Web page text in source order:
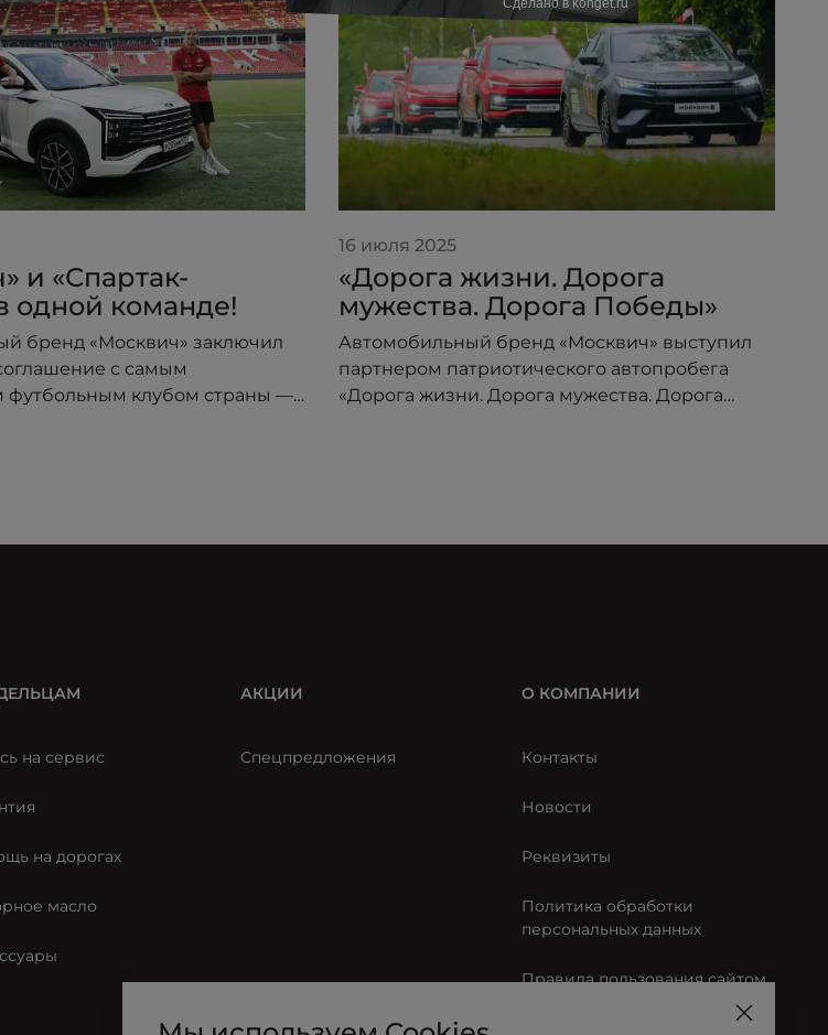
и «Спартак-
одной команде!
бренд «Москвич» заключил
с самым
футбольным клубом страны —
16 июля 2025
«Дорога жизни. Дорога
мужества. Дорога Победы»
Автомобильный бренд «Москвич» выступил
партнером патриотического автопробега
«Дорога жизни. Дорога мужества. Дорога
на сервис
на дорогах
масло
АКЦИИ
Спецпредложения
О КОМПАНИИ
Контакты
Новости
Реквизиты
Политика обработки
персональных данных
Правила пользования сайтом